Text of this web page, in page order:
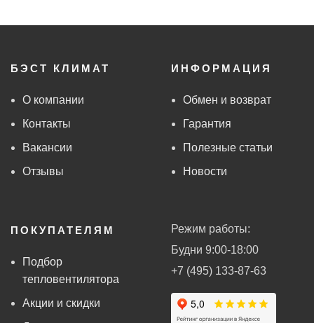
БЭСТ КЛИМАТ
О компании
Контакты
Вакансии
Отзывы
ИНФОРМАЦИЯ
Обмен и возврат
Гарантия
Полезные статьи
Новости
ПОКУПАТЕЛЯМ
Подбор
тепловентилятора
Акции и скидки
Режим работы:
Будни 9:00-18:00
+7 (495) 133-87-63